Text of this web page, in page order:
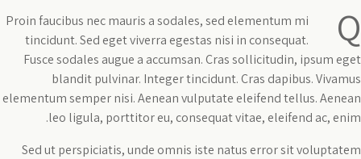
Q
Proin faucibus nec mauris a sodales, sed elementum mi
tincidunt. Sed eget viverra egestas nisi in consequat.
Fusce sodales augue a accumsan. Cras sollicitudin, ipsum eget
blandit pulvinar. Integer tincidunt. Cras dapibus. Vivamus
elementum semper nisi. Aenean vulputate eleifend tellus. Aenean
leo ligula, porttitor eu, consequat vitae, eleifend ac, enim.
Sed ut perspiciatis, unde omnis iste natus error sit voluptatem